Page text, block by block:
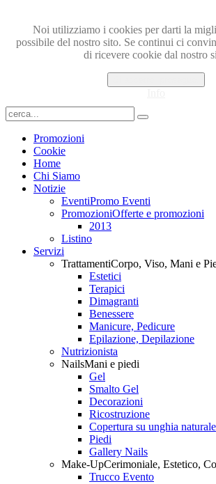
Noi utilizziamo i cookies per darti la
possibile del nostro sito. Se continui ci
di ricevere cookie dal nostro
Promozioni
Cookie
Home
Chi Siamo
Notizie
EventiPromo Eventi
PromozioniOfferte e promozioni
2013
Listino
Servizi
TrattamentiCorpo, Viso, Mani e
Estetici
Terapici
Dimagranti
Benessere
Manicure, Pedicure
Epilazione, Depilazione
Nutrizionista
NailsMani e piedi
Gel
Smalto Gel
Decorazioni
Ricostruzione
Copertura su unghia naturale
Piedi
Gallery Nails
Make-UpCerimoniale, Estetico,
Trucco Evento